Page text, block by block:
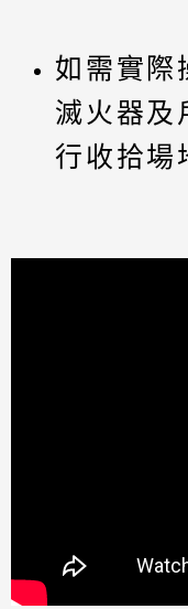
如需實際
滅火器及
行收拾場